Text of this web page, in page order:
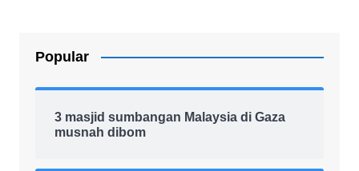
Popular
3 masjid sumbangan Malaysia di Gaza
musnah dibom